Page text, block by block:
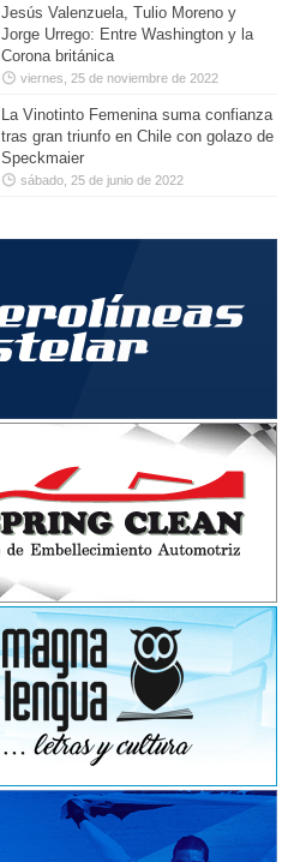
Jesús Valenzuela, Tulio Moreno y
Jorge Urrego: Entre Washington y la
Corona británica
viernes, 25 de noviembre de 2022
La Vinotinto Femenina suma confianza
tras gran triunfo en Chile con golazo de
Speckmaier
sábado, 25 de junio de 2022